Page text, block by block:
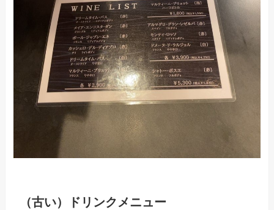
（古い）ドリンクメニュー